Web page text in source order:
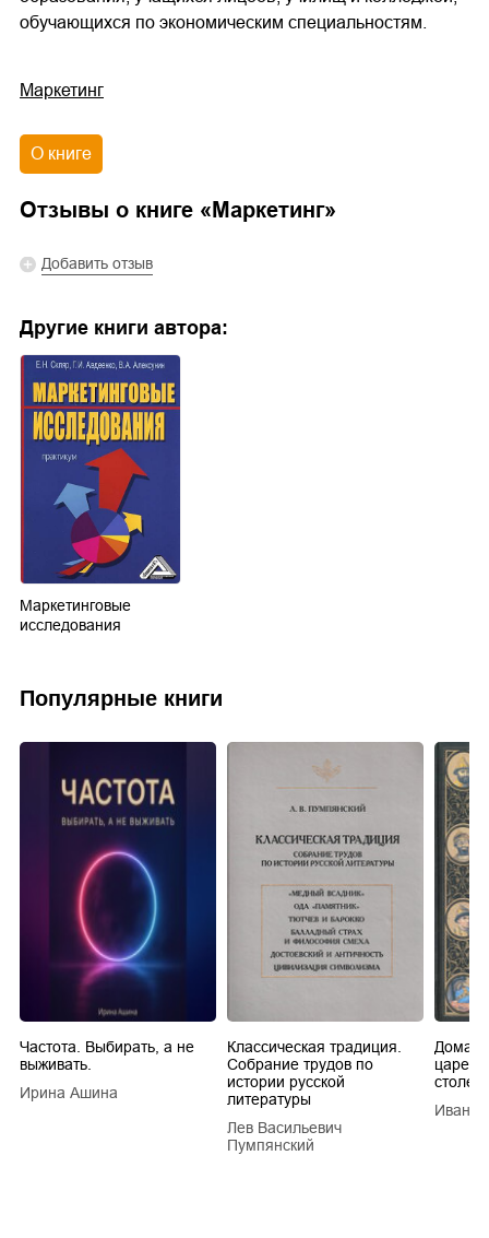
обучающихся по экономическим специальностям.
Маркетинг
О книге
Отзывы о книге « Маркетинг»
Добавить отзыв
Другие книги автора:
Маркетинговые
исследования
Популярные книги
Частота. Выбирать, а не
выживать.
Ирина Ашина
Классическая традиция.
Собрание трудов по
истории русской
литературы
Лев Васильевич
Пумпянский
царей
Иван